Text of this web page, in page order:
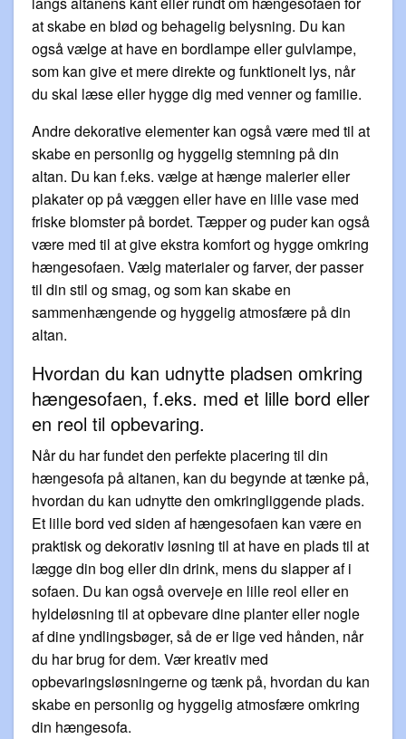
at skabe en blød og behagelig belysning. Du kan
også vælge at have en bordlampe eller gulvlampe,
som kan give et mere direkte og funktionelt lys, når
du skal læse eller hygge dig med venner og familie.
Andre dekorative elementer kan også være med til at
skabe en personlig og hyggelig stemning på din
altan. Du kan f.eks. vælge at hænge malerier eller
plakater op på væggen eller have en lille vase med
friske blomster på bordet. Tæpper og puder kan også
være med til at give ekstra komfort og hygge omkring
hængesofaen. Vælg materialer og farver, der passer
til din stil og smag, og som kan skabe en
sammenhængende og hyggelig atmosfære på din
altan.
Hvordan du kan udnytte pladsen omkring
hængesofaen, f.eks. med et lille bord eller
en reol til opbevaring.
Når du har fundet den perfekte placering til din
hængesofa på altanen, kan du begynde at tænke på,
hvordan du kan udnytte den omkringliggende plads.
Et lille bord ved siden af hængesofaen kan være en
praktisk og dekorativ løsning til at have en plads til at
lægge din bog eller din drink, mens du slapper af i
sofaen. Du kan også overveje en lille reol eller en
hyldeløsning til at opbevare dine planter eller nogle
af dine yndlingsbøger, så de er lige ved hånden, når
du har brug for dem. Vær kreativ med
opbevaringsløsningerne og tænk på, hvordan du kan
skabe en personlig og hyggelig atmosfære omkring
din hængesofa.